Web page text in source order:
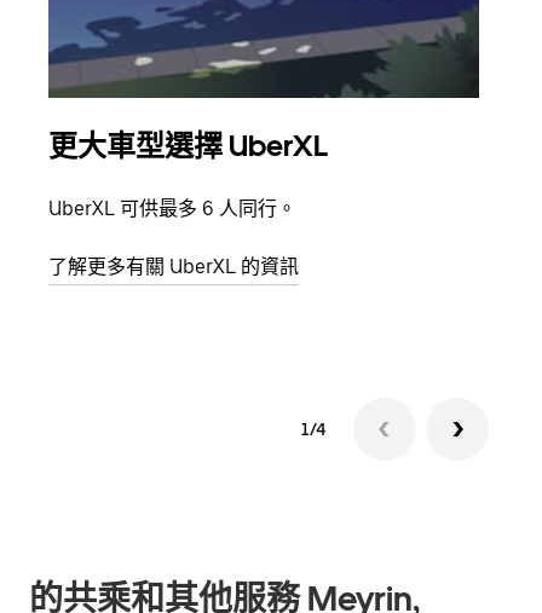
更大車型選擇 UberXL
UberXL 可供最多 6 人同行。
了解更多有關 UberXL 的資訊
1/4
的共乘和其他服務 Meyrin,